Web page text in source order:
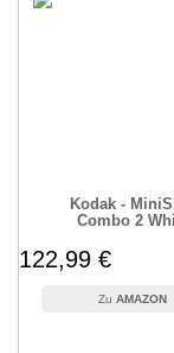
Kodak -
Combo 2
122,99 €
AMAZON